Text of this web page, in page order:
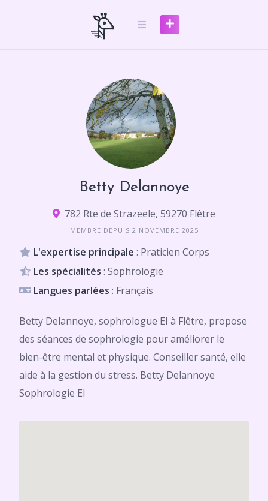
Betty Delannoye
782 Rte de Strazeele, 59270 Flêtre
MEMBRE DEPUIS 2 NOVEMBRE 2025
L'expertise principale : Praticien Corps
Les spécialités : Sophrologie
Langues parlées : Français
Betty Delannoye, sophrologue EI à Flêtre, propose
des séances de sophrologie pour améliorer le
bien-être mental et physique. Conseiller santé, elle
aide à la gestion du stress. Betty Delannoye
Sophrologie EI